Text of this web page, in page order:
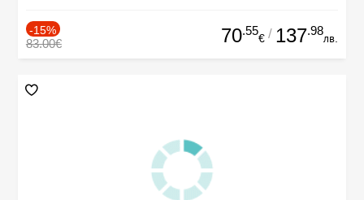
-15%
83.00€ 70.55
€ / 137.98
лв.